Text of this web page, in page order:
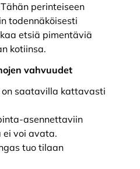
perinteiseen
todennäköisesti
etsiä pimentäviä
kotiinsa.
vahvuudet
on saatavilla kattavasti
asennettaviin
ei voi avata.
tuo tilaan